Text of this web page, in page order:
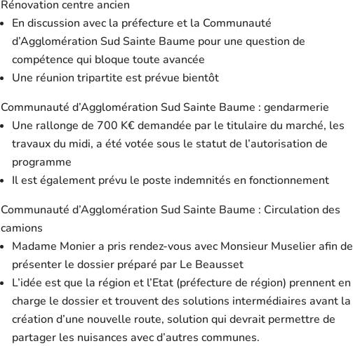
Rénovation centre ancien
En discussion avec la préfecture et la Communauté
d’Agglomération Sud Sainte Baume pour une question de
compétence qui bloque toute avancée
Une réunion tripartite est prévue bientôt
Communauté d’Agglomération Sud Sainte Baume : gendarmerie
Une rallonge de 700 K€ demandée par le titulaire du marché, les
travaux du midi, a été votée sous le statut de l’autorisation de
programme
Il est également prévu le poste indemnités en fonctionnement
Communauté d’Agglomération Sud Sainte Baume : Circulation des
camions
Madame Monier a pris rendez-vous avec Monsieur Muselier afin de
présenter le dossier préparé par Le Beausset
L’idée est que la région et l’Etat (préfecture de région) prennent en
charge le dossier et trouvent des solutions intermédiaires avant la
création d’une nouvelle route, solution qui devrait permettre de
partager les nuisances avec d’autres communes.